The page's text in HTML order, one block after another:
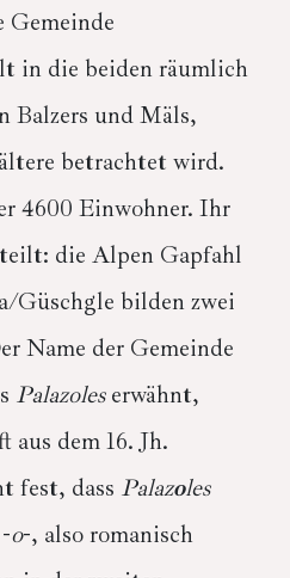
Gemeinde
in die beiden räumlich
Balzers und Mäls,
betrachtet wird.
4600 Einwohner. Ihr
die Alpen Gapfahl
Güschgle bilden zwei
Name der Gemeinde
Palazoleserwähnt,
aus dem 16. Jh.
fest, dass Palazoles
o-, also romanisch